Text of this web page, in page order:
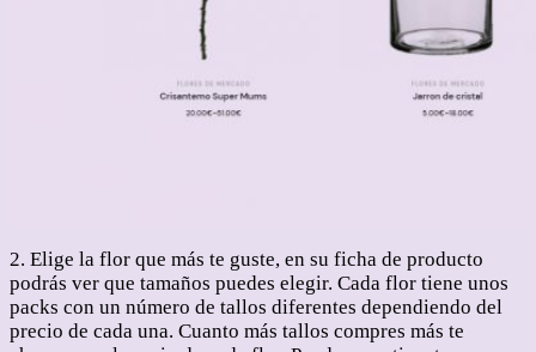
2. Elige la flor que más te guste, en su ficha de producto
podrás ver que tamaños puedes elegir. Cada flor tiene unos
packs con un número de tallos diferentes dependiendo del
precio de cada una. Cuanto más tallos compres más te